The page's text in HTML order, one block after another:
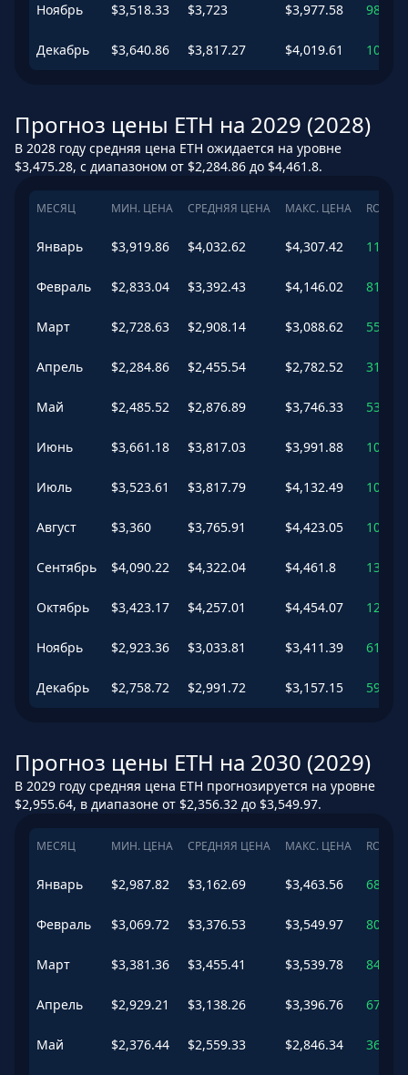
Ноябрь $3,518.33 $3,723 $3,977.58 98.65
Декабрь $3,640.86 $3,817.27 $4,019.61 103.68
Прогноз цены ETH на 2029 (2028)
В 2028 году средняя цена ETH ожидается на уровне
$3,475.28, с диапазоном от $2,284.86 до $4,461.8.
МЕСЯЦ МИН. ЦЕНА СРЕДНЯЯ ЦЕНА МАКС. ЦЕНА ROI
Январь $3,919.86 $4,032.62 $4,307.42 115.17
Февраль $2,833.04 $3,392.43 $4,146.02 81.01
Март $2,728.63 $2,908.14 $3,088.62 55.17
Апрель $2,284.86 $2,455.54 $2,782.52 31.02
Май $2,485.52 $2,876.89 $3,746.33 53.51
Июнь $3,661.18 $3,817.03 $3,991.88 103.67
Июль $3,523.61 $3,817.79 $4,132.49 103.71
Август $3,360 $3,765.91 $4,423.05 100.94
Сентябрь $4,090.22 $4,322.04 $4,461.8 130.62
Октябрь $3,423.17 $4,257.01 $4,454.07 127.15
Ноябрь $2,923.36 $3,033.81 $3,411.39 61.88
Декабрь $2,758.72 $2,991.72 $3,157.15 59.63
Прогноз цены ETH на 2030 (2029)
В 2029 году средняя цена ETH прогнозируется на уровне
$2,955.64, в диапазоне от $2,356.32 до $3,549.97.
МЕСЯЦ МИН. ЦЕНА СРЕДНЯЯ ЦЕНА МАКС. ЦЕНА ROI
Январь $2,987.82 $3,162.69 $3,463.56 68.76
Февраль $3,069.72 $3,376.53 $3,549.97 80.17
Март $3,381.36 $3,455.41 $3,539.78 84.37
Апрель $2,929.21 $3,138.26 $3,396.76 67.45
Май $2,376.44 $2,559.33 $2,846.34 36.56